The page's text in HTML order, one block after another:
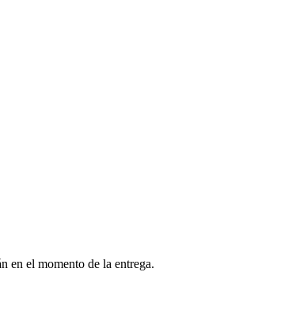
en el momento de la entrega.